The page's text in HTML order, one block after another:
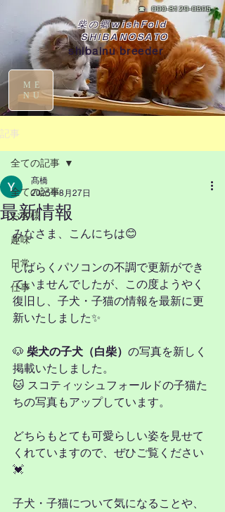
☎090-8129-0395
柴の郷wishFold
SHIBANOSATO
shibainu breeder
ME
NU
記事
全ての記事
お客様
趣味
日常
仕事
全ての記事
最新情報
髙橋
2025年8月27日
みなさま、こんにちは😊
しばらくパソコンの不調で更新ができ
ていませんでしたが、この度ようやく
復旧し、子犬・子猫の情報を最新に更
新いたしました✨
🐶 柴犬の子犬（白柴） の写真を新しく
掲載いたしました。
🐱 スコティッシュフォールドの子猫た
ちの写真もアップしています。
どちらもとても可愛らしい姿を見せて
くれていますので、ぜひご覧ください
💓
子犬・子猫について気になることや、